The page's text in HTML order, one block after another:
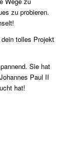
zu probieren.
tolles Projekt
Sie hat
Paul II
hat!